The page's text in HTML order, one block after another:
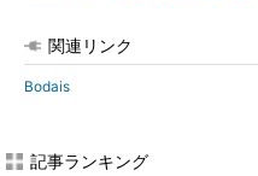
関連リンク
Bodais
記事ランキング